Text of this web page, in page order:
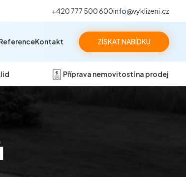
+420 777 500 600info@vyklizeni.cz
ZÍSKAT NABÍDKU
Příprava nemovitostí na prodej
Kontakt